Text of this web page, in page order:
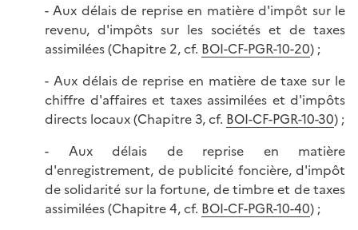
- Aux délais de reprise en matière d'impôt sur le
revenu, d'impôts sur les sociétés et de taxes
assimilées (Chapitre 2, cf. BOI-CF-PGR-10-20) ;
- Aux délais de reprise en matière de taxe sur le
chiffre d'affaires et taxes assimilées et d'impôts
directs locaux (Chapitre 3, cf. BOI-CF-PGR-10-30) ;
- Aux délais de reprise en matière
d'enregistrement, de publicité foncière, d'impôt
de solidarité sur la fortune, de timbre et de taxes
assimilées (Chapitre 4, cf. BOI-CF-PGR-10-40) ;